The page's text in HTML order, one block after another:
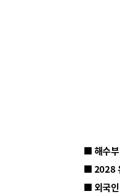
■ 해수부
■ 2028
■ 외국인